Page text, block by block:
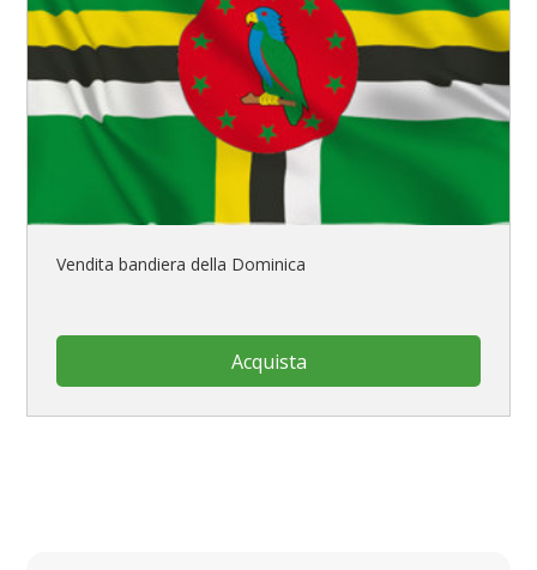
Vendita bandiera della Dominica
Acquista